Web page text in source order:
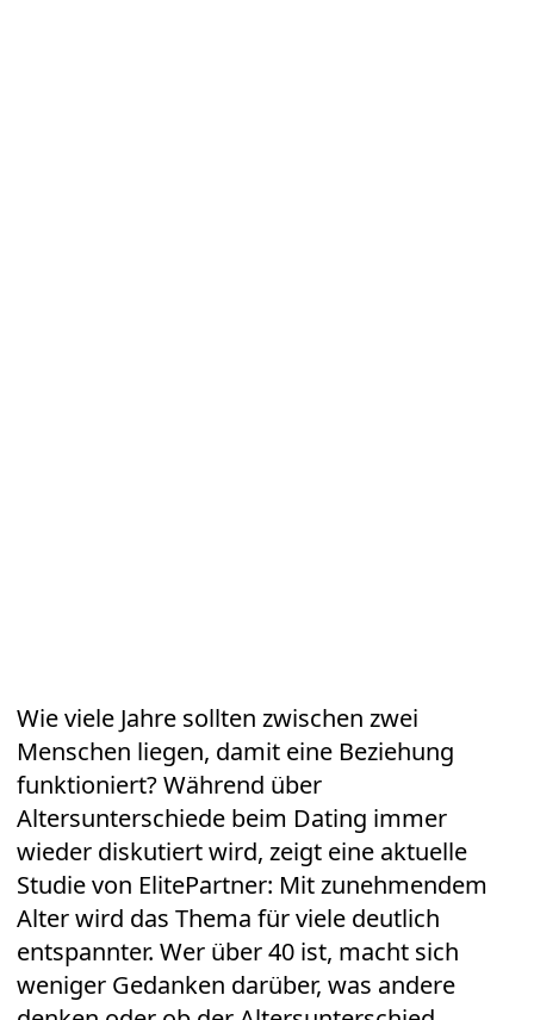
Wie viele Jahre sollten zwischen zwei
Menschen liegen, damit eine Beziehung
funktioniert? Während über
Altersunterschiede beim Dating immer
wieder diskutiert wird, zeigt eine aktuelle
Studie von ElitePartner: Mit zunehmendem
Alter wird das Thema für viele deutlich
entspannter. Wer über 40 ist, macht sich
weniger Gedanken darüber, was andere